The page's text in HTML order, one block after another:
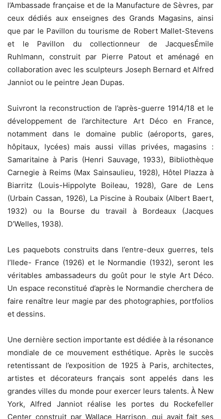
l’Ambassade française et de la Manufacture de Sèvres, par
ceux dédiés aux enseignes des Grands Magasins, ainsi
que par le Pavillon du tourisme de Robert Mallet-Stevens
et le Pavillon du collectionneur de JacquesÉmile
Ruhlmann, construit par Pierre Patout et aménagé en
collaboration avec les sculpteurs Joseph Bernard et Alfred
Janniot ou le peintre Jean Dupas.
Suivront la reconstruction de l’après-guerre 1914/18 et le
développement de l’architecture Art Déco en France,
notamment dans le domaine public (aéroports, gares,
hôpitaux, lycées) mais aussi villas privées, magasins :
Samaritaine à Paris (Henri Sauvage, 1933), Bibliothèque
Carnegie à Reims (Max Sainsaulieu, 1928), Hôtel Plazza à
Biarritz (Louis-Hippolyte Boileau, 1928), Gare de Lens
(Urbain Cassan, 1926), La Piscine à Roubaix (Albert Baert,
1932) ou la Bourse du travail à Bordeaux (Jacques
D’Welles, 1938).
Les paquebots construits dans l’entre-deux guerres, tels
l’Ilede- France (1926) et le Normandie (1932), seront les
véritables ambassadeurs du goût pour le style Art Déco.
Un espace reconstitué d’après le Normandie cherchera de
faire renaître leur magie par des photographies, portfolios
et dessins.
Une dernière section importante est dédiée à la résonance
mondiale de ce mouvement esthétique. Après le succès
retentissant de l’exposition de 1925 à Paris, architectes,
artistes et décorateurs français sont appelés dans les
grandes villes du monde pour exercer leurs talents. À New
York, Alfred Janniot réalise les portes du Rockefeller
Center construit par Wallace Harrison, qui avait fait ses